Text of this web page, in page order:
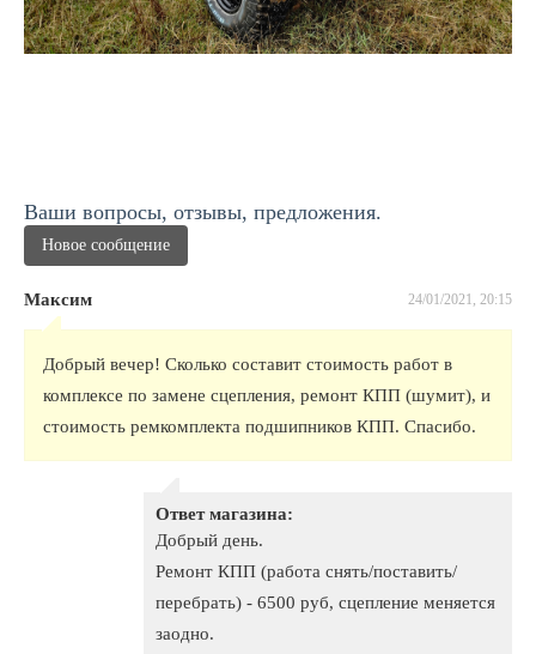
Ваши вопросы, отзывы, предложения.
Новое сообщение
Максим 24/01/2021, 20:15
Добрый вечер! Сколько составит стоимость работ в
комплексе по замене сцепления, ремонт КПП (шумит), и
стоимость ремкомплекта подшипников КПП. Спасибо.
Ответ магазина:
Добрый день.
Ремонт КПП (работа снять/поставить/
перебрать) - 6500 руб, сцепление меняется
заодно.